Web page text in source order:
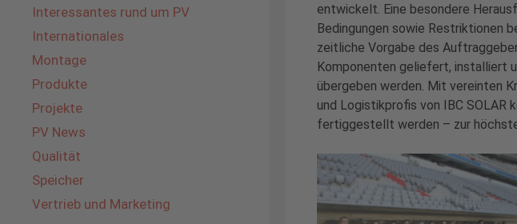
entwickelt. Eine besondere
Bedingungen sowie Restriktionen
zeitliche Vorgabe des
Komponenten geliefert, installiert
übergeben werden. Mit vereinten
und Logistikprofis von IBC
fertiggestellt werden – zur
Interessantes rund um PV
Internationales
Montage
Produkte
Projekte
PV News
Qualität
Speicher
Vertrieb und Marketing